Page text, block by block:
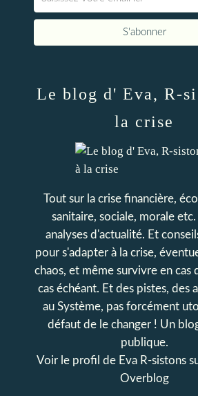
Le blog d' Eva, R-
la crise
Tout sur la crise financière,
sanitaire, sociale, morale
analyses d'actualité. Et
pour s'adapter à la crise,
chaos, et même survivre en cas
cas échéant. Et des pistes, des
au Système, pas forcément
défaut de le changer ! Un
publique.
Voir le profil de Eva R-sistons
Overblog